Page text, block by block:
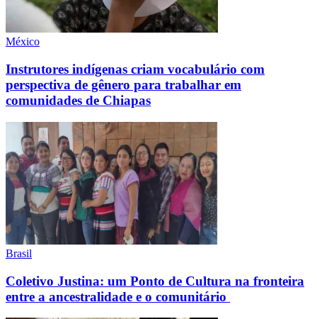
México
Instrutores indígenas criam vocabulário com
perspectiva de gênero para trabalhar em
comunidades de Chiapas
Brasil
Coletivo Justina: um Ponto de Cultura na fronteira
entre a ancestralidade e o comunitário